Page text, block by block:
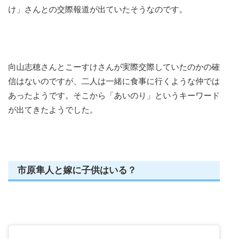
け」さんとの交際報道が出ていたそうなのです。
向山志穂さんとこーすけさんが実際交際していたのかの確
信はないのですが、二人は一緒に食事に行くような仲では
あったようです。そこから「あいのり」というキーワード
が出てきたようでした。
市原隼人と嫁に子供はいる？